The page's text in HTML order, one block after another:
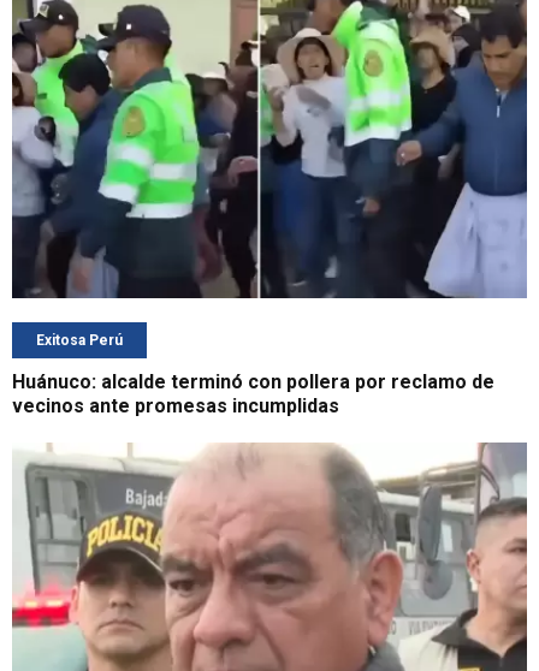
Exitosa Perú
Huánuco: alcalde terminó con pollera por reclamo de
vecinos ante promesas incumplidas